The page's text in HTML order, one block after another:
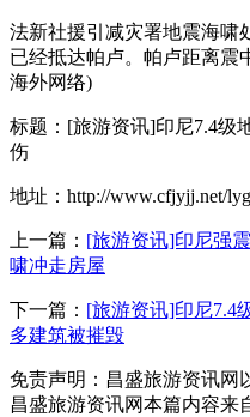
法新社援引减灾署地震海啸
已经抵达帕卢。帕卢距离震
海外网络)
标题：[旅游资讯]印尼7.4级
伤
地址：http://www.cfjyjj.net/
上一篇： [旅游资讯]印尼强
啸冲走房屋
下一篇： [旅游资讯]印尼7.4
多建筑被摧毁
免责声明：昌盛旅游资讯网
昌盛旅游资讯网本篇内容来